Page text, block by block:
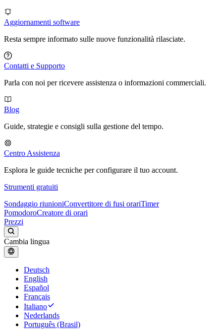
Aggiornamenti software
Resta sempre informato sulle nuove funzionalità rilasciate.
Contatti e Supporto
Parla con noi per ricevere assistenza o informazioni commerciali.
Blog
Guide, strategie e consigli sulla gestione del tempo.
Centro Assistenza
Esplora le guide tecniche per configurare il tuo account.
Strumenti gratuiti
Sondaggio riunioniConvertitore di fusi orariTimer
PomodoroCreatore di orari
Prezzi
Cambia lingua
Deutsch
English
Español
Français
Italiano
Nederlands
Português (Brasil)